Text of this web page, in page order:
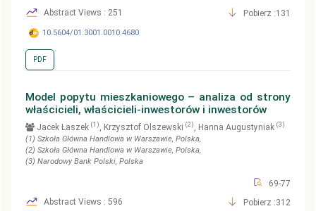
Abstract Views : 251
Pobierz :131
10.5604/01.3001.0010.4680
PDF
Model popytu mieszkaniowego – analiza od strony
właścicieli, właścicieli-inwestorów i inwestorów
Jacek Łaszek (1) , Krzysztof Olszewski (2) , Hanna Augustyniak (3)
(1) Szkoła Główna Handlowa w Warszawie, Polska,
(2) Szkoła Główna Handlowa w Warszawie, Polska,
(3) Narodowy Bank Polski, Polska
69-77
Abstract Views : 596
Pobierz :312